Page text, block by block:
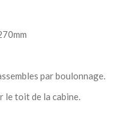
par boulonnage.
toit de la cabine.